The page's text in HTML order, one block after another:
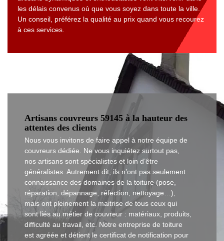
les délais convenus où que vous soyez dans toute la ville.
Un conseil, préférez la qualité au prix quand vous recourez
à ces services.
Artisans couvreurs 59145 à la hauteur des
attentes des clients
Nous vous invitons de faire appel à notre équipe de
couvreurs dédiée. Ne vous inquiétez surtout pas,
nos artisans sont spécialistes et loin d’être
généralistes. Autrement dit, ils n’ont pas seulement
connaissance des domaines de la toiture (pose,
réparation, dépannage, réfection, nettoyage…),
mais ont pleinement la maitrise de tous ceux qui
sont liés au métier de couvreur : matériaux, produits,
difficulté au travail, etc. Notre entreprise de toiture
est agréée et détient le certificat de notification pour